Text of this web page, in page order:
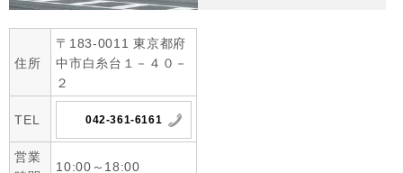
住所
〒183-0011 東京都府
中市白糸台１－４０－
２
TEL 042-361-6161
営業
10:00～18:00